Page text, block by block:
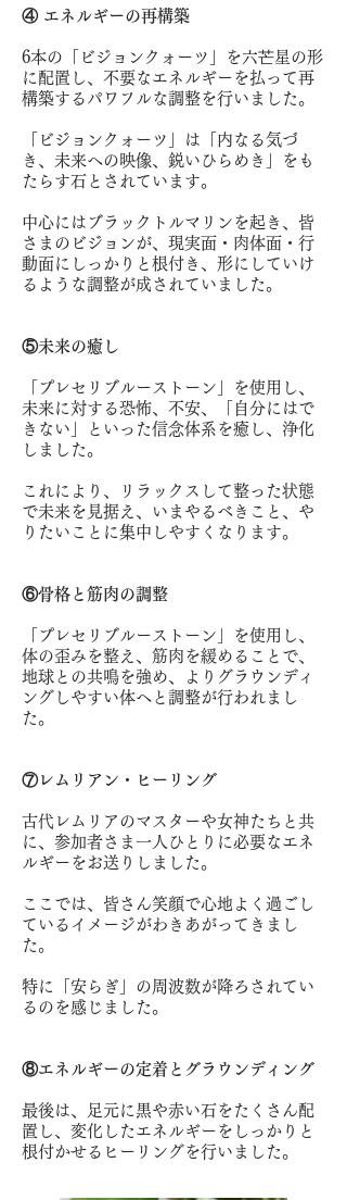
④ エネルギーの再構築
6本の「ビジョンクォーツ」を六芒星の形
に配置し、不要なエネルギーを払って再
構築するパワフルな調整を行いました。
「ビジョンクォーツ」は「内なる気づ
き、未来への映像、鋭いひらめき」をも
たらす石とされています。
中心にはブラックトルマリンを起き、皆
さまのビジョンが、現実面・肉体面・行
動面にしっかりと根付き、形にしていけ
るような調整が成されていました。
⑤未来の癒し
「プレセリブルーストーン」を使用し、
未来に対する恐怖、不安、「自分にはで
きない」といった信念体系を癒し、浄化
しました。
これにより、リラックスして整った状態
で未来を見据え、いまやるべきこと、や
りたいことに集中しやすくなります。
⑥骨格と筋肉の調整
「プレセリブルーストーン」を使用し、
体の歪みを整え、筋肉を緩めることで、
地球との共鳴を強め、よりグラウンディ
ングしやすい体へと調整が行われまし
た。
⑦レムリアン・ヒーリング
古代レムリアのマスターや女神たちと共
に、参加者さま一人ひとりに必要なエネ
ルギーをお送りしました。
ここでは、皆さん笑顔で心地よく過ごし
ているイメージがわきあがってきまし
た。
特に「安らぎ」の周波数が降ろされてい
るのを感じました。
⑧エネルギーの定着とグラウンディング
最後は、足元に黒や赤い石をたくさん配
置し、変化したエネルギーをしっかりと
根付かせるヒーリングを行いました。